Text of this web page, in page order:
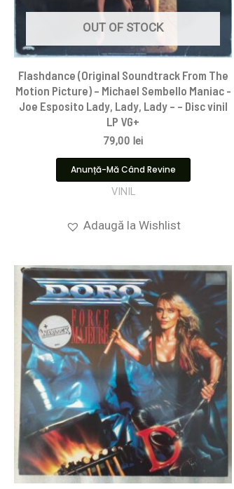
OUT OF STOCK
Flashdance (Original Soundtrack From The
Motion Picture) – Michael Sembello Maniac -
Joe Esposito Lady, Lady, Lady – – Disc vinil
LP VG+
79,00 lei
Anunță-Mă Când Revine
VINIL
Adaugă la Wishlist